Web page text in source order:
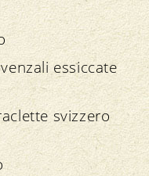
essiccate
svizzero